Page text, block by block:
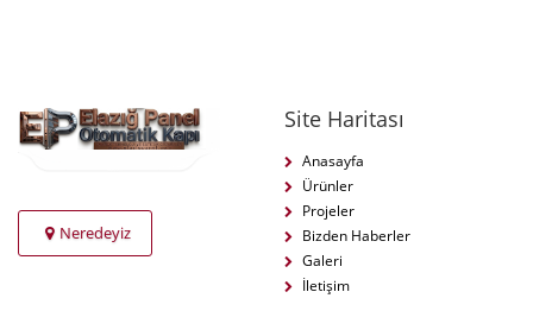
Neredeyiz
Site Haritası
Anasayfa
Ürünler
Projeler
Bizden Haberler
Galeri
İletişim